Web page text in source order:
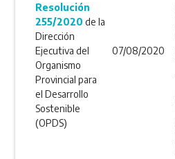
Resolución
255/2020 de la
Dirección
Ejecutiva del
Organismo
Provincial para
el Desarrollo
Sostenible
(OPDS)
07/08/2020